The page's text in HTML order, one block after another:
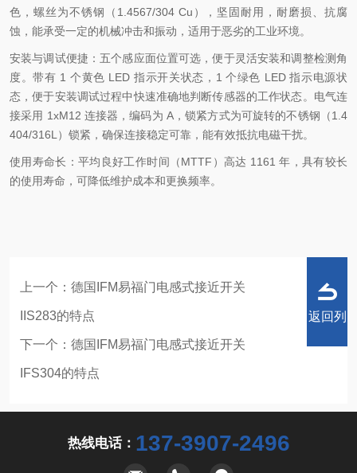
色，螺丝为不锈钢（1.4567/304 Cu），坚固耐用，耐磨损、抗腐
蚀，能承受一定的机械冲击和振动，适用于恶劣的工业环境。
安装与调试便捷：五个感应面位置可选，便于灵活安装和调整检测角
度。带有 1 个黄色 LED 指示开关状态，1 个绿色 LED 指示电源状
态，便于安装调试过程中快速准确地判断传感器的工作状态。电气连
接采用 1xM12 连接器，编码为 A，锁紧方式为可旋转的不锈钢（1.4
404/316L）锁紧，确保连接稳定可靠，能有效抵抗电磁干扰。
使用寿命长：平均良好工作时间（MTTF）高达 1161 年，具有较长
的使用寿命，可降低维护成本和更换频率。
上一个： 德国IFM易福门电感式接近开关
IIS283的特点
下一个： 德国IFM易福门电感式接近开关
IFS304的特点
返回列
热线电话： 137-3907-2496